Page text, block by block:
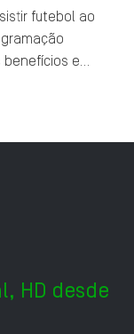
futebol ao
benefícios e
HD desde